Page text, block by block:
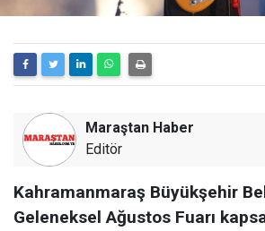
Maraştan Haber
Editör
Kahramanmaraş Büyükşehir
Geleneksel Ağustos Fuarı